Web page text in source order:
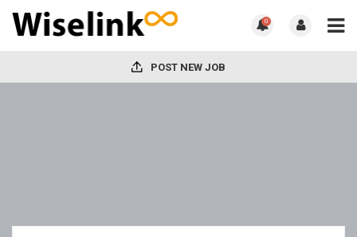
0
POST NEW JOB